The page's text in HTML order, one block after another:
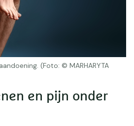
en pijn onder
(Foto: © MARHARYTA